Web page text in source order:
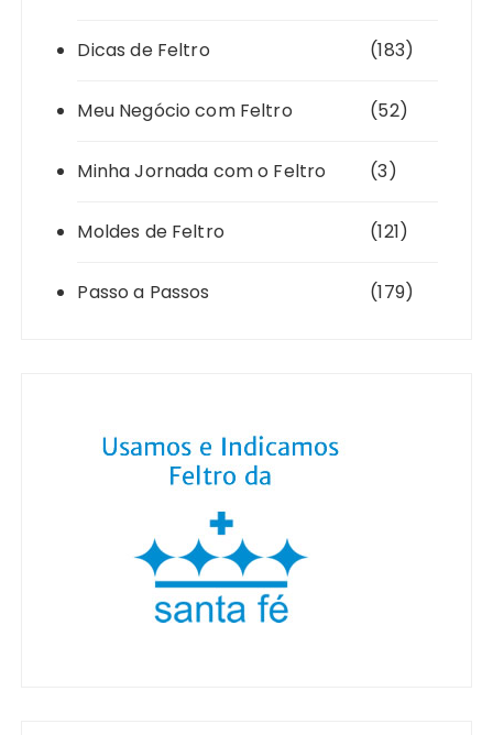
Dicas de Feltro (183)
Meu Negócio com Feltro (52)
Minha Jornada com o Feltro (3)
Moldes de Feltro (121)
Passo a Passos (179)